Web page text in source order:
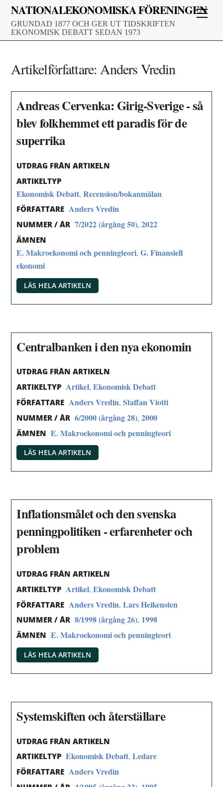
Skip
content
NATIONALEKONOMISKA FÖRENINGEN
GRUNDAD 1877 OCH GER UT TIDSKRIFTEN
EKONOMISK DEBATT SEDAN 1973
Artikelförfattare:Anders Vredin
Andreas Cervenka: Girig-Sverige - så
blev folkhemmet ett paradis för de
superrika
UTDRAG FRÅN ARTIKELN
ARTIKELTYP
Ekonomisk Debatt,Recension/bokanmälan
FÖRFATTARE Anders Vredin
NUMMER / ÅR 7/2022 (årgång 50),2022
ÄMNEN
E. Makroekonomi och penningteori,G. Finansiell
ekonomi
LÄS HELA ARTIKELN
Centralbanken i den nya ekonomin
UTDRAG FRÅN ARTIKELN
ARTIKELTYP Artikel,Ekonomisk Debatt
FÖRFATTARE Anders Vredin,Staffan Viotti
NUMMER / ÅR 6/2000 (årgång 28),2000
ÄMNEN E. Makroekonomi och penningteori
LÄS HELA ARTIKELN
Inflationsmålet och den svenska
penningpolitiken - erfarenheter och
problem
UTDRAG FRÅN ARTIKELN
ARTIKELTYP Artikel,Ekonomisk Debatt
FÖRFATTARE Anders Vredin,Lars Heikensten
NUMMER / ÅR 8/1998 (årgång 26), 1998
ÄMNEN E. Makroekonomi och penningteori
LÄS HELA ARTIKELN
Systemskiften och återställare
UTDRAG FRÅN ARTIKELN
ARTIKELTYP Ekonomisk Debatt,Ledare
FÖRFATTARE Anders Vredin